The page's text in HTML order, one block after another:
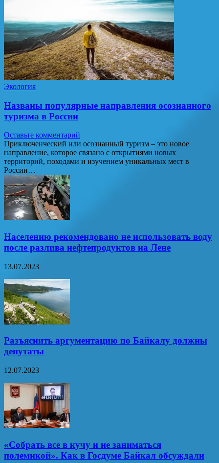
Экология
Названы популярные направления осознанного
туризма в России
Оставьте комментарий
Приключенческий или осознанный туризм – это новое
направление, которое связано с открытиями новых
территорий, походами и изучением уникальных мест в
России…
Населению рекомендовано не использовать воду
после разлива нефтепродуктов на Лене
13.07.2023
Разъяснить аргументацию по Байкалу должны
депутаты
12.07.2023
«Собрать все в кучу и не заниматься
полемикой». Как в Госдуме Байкал обсуждали